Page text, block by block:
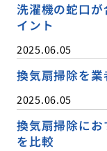
洗濯機の蛇口
イント
2025.06.05
換気扇掃除を
2025.06.05
換気扇掃除に
を比較